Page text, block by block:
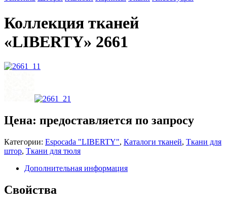
Коллекция тканей
«LIBERTY» 2661
Цена: предоставляется по запросу
Категории: Espocada "LIBERTY", Каталоги тканей, Ткани для
штор, Ткани для тюля
Дополнительная информация
Свойства